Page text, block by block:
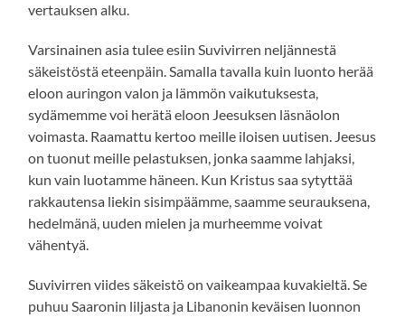
vertauksen alku.
Varsinainen asia tulee esiin Suvivirren neljännestä
säkeistöstä eteenpäin. Samalla tavalla kuin luonto herää
eloon auringon valon ja lämmön vaikutuksesta,
sydämemme voi herätä eloon Jeesuksen läsnäolon
voimasta. Raamattu kertoo meille iloisen uutisen. Jeesus
on tuonut meille pelastuksen, jonka saamme lahjaksi,
kun vain luotamme häneen. Kun Kristus saa sytyttää
rakkautensa liekin sisimpäämme, saamme seurauksena,
hedelmänä, uuden mielen ja murheemme voivat
vähentyä.
Suvivirren viides säkeistö on vaikeampaa kuvakieltä. Se
puhuu Saaronin liljasta ja Libanonin keväisen luonnon